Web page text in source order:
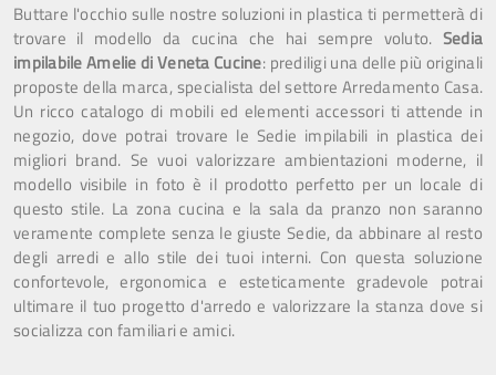
Buttare l'occhio sulle nostre soluzioni in plastica ti permetterà di
trovare il modello da cucina che hai sempre voluto. Sedia
impilabile Amelie di Veneta Cucine: prediligi una delle più originali
proposte della marca, specialista del settore Arredamento Casa.
Un ricco catalogo di mobili ed elementi accessori ti attende in
negozio, dove potrai trovare le Sedie impilabili in plastica dei
migliori brand. Se vuoi valorizzare ambientazioni moderne, il
modello visibile in foto è il prodotto perfetto per un locale di
questo stile. La zona cucina e la sala da pranzo non saranno
veramente complete senza le giuste Sedie, da abbinare al resto
degli arredi e allo stile dei tuoi interni. Con questa soluzione
confortevole, ergonomica e esteticamente gradevole potrai
ultimare il tuo progetto d'arredo e valorizzare la stanza dove si
socializza con familiari e amici.